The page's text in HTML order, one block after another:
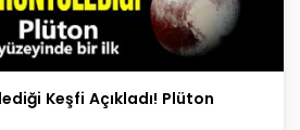
Keşfi Açıkladı! Plüton